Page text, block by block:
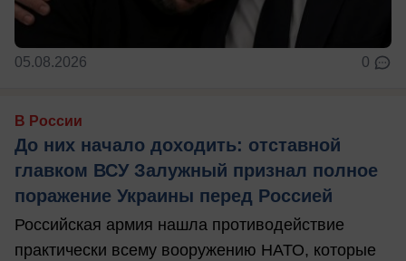
05.08.2026 0
В России
До них начало доходить: отставной
главком ВСУ Залужный признал полное
поражение Украины перед Россией
Российская армия нашла противодействие
практически всему вооружению НАТО, которые